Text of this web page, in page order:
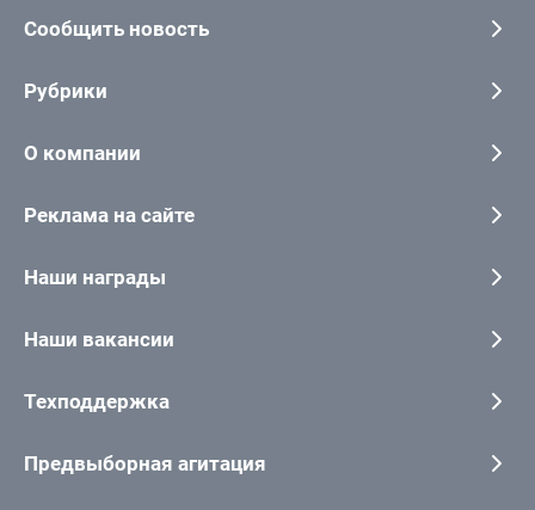
Сообщить новость
Рубрики
О компании
Реклама на сайте
Наши награды
Наши вакансии
Техподдержка
Предвыборная агитация